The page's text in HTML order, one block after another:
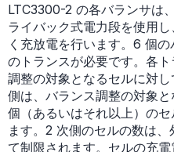
LTC3300-2 の各バランサは
ライバック式電力段を使用
く充放電を行います。6 個
のトランスが必要です。各
調整の対象となるセルに対
側は、バランス調整の対象
個（あるいはそれ以上）の
ます。2 次側のセルの数は
て制限されます。セルの充